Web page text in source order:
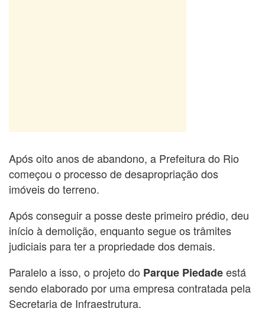
Após oito anos de abandono, a Prefeitura do Rio
começou o processo de desapropriação dos
imóveis do terreno.
Após conseguir a posse deste primeiro prédio, deu
início à demolição, enquanto segue os trâmites
judiciais para ter a propriedade dos demais.
Paralelo a isso, o projeto do Parque Piedadeestá
sendo elaborado por uma empresa contratada pela
Secretaria de Infraestrutura.